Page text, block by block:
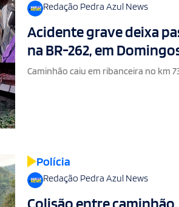
Redação Pedra Azul News
Acidente grave deixa
na BR-262, em
Caminhão caiu em ribanceira no km
Polícia
Redação Pedra Azul News